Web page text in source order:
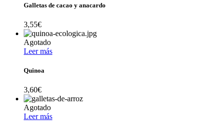
Galletas de cacao y anacardo
3,55€
Agotado
Leer más
Quinoa
3,60€
Agotado
Leer más